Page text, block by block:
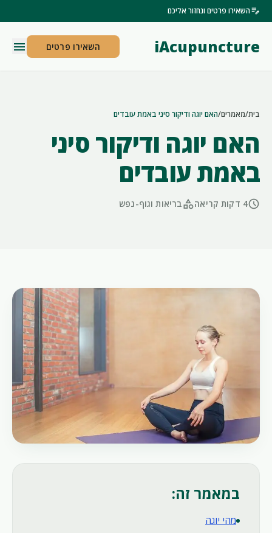
edit_noteהשאירו פרטים ונחזור אליכם
iAcupuncture השאירו פרטים menu
בית/מאמרים/האם יוגה ודיקור סיני באמת עובדים
האם יוגה ודיקור סיני
באמת עובדים
schedule4 דקות קריאה categoryבריאות וגוף-נפש
במאמר זה:
מהי יוגה